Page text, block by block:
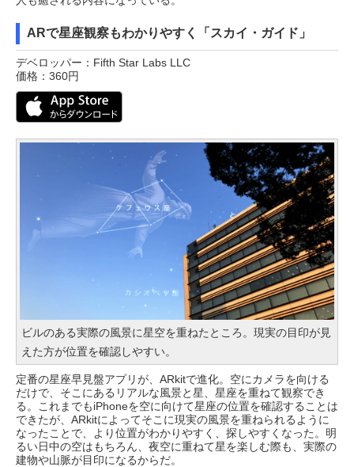
ARで星座観察もわかりやすく「スカイ・ガイド」
デベロッパー：Fifth Star Labs LLC
価格：360円
ビルのある実際の風景に星空を重ねたところ。現実の目印が見
えた方が位置を確認しやすい。
定番の星座早見盤アプリが、ARkitで進化。空にカメラを向ける
だけで、そこにあるリアルな風景と星、星座を重ねて観察でき
る。これまでもiPhoneを空に向けて星座の位置を確認することは
できたが、ARkitによってそこに現実の風景を重ねられるように
なったことで、より位置がわかりやすく、探しやすくなった。明
るい日中の空はもちろん、夜空に重ねて星を楽しむ際も、実際の
建物や山脈が目印になるからだ。